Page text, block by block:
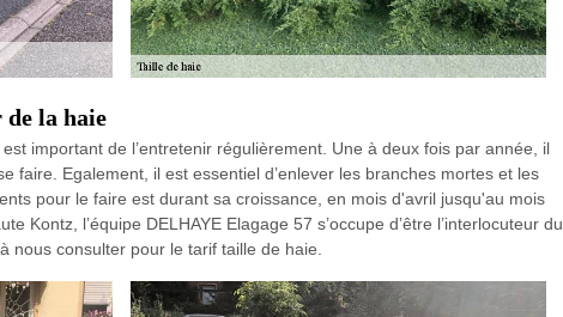
la haie
important de l’entretenir régulièrement. Une à deux fois par année, il
faire. Egalement, il est essentiel d’enlever les branches mortes et les
pour le faire est durant sa croissance, en mois d'avril jusqu'au mois
Kontz, l’équipe DELHAYE Elagage 57 s’occupe d’être l’interlocuteur du
nous consulter pour le tarif taille de haie.